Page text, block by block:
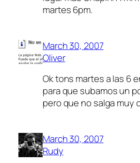
martes 6pm.
March 30, 2007
Oliver
Ok tons martes a las 6
para que subamos un
pero que no salga muy
March 30, 2007
Rudy